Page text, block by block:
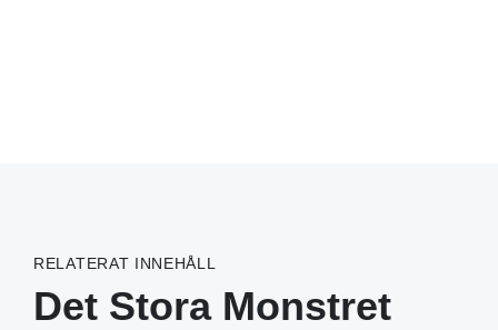
RELATERAT INNEHÅLL
Det Stora Monstret